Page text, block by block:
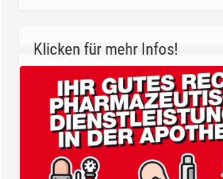
Klicken für mehr Infos!